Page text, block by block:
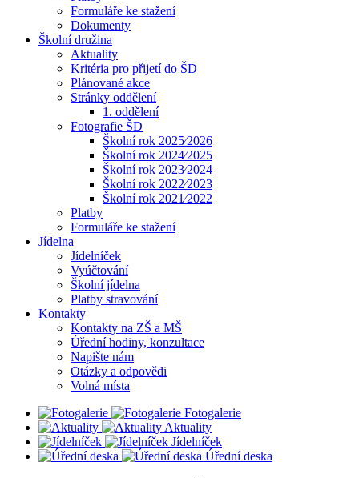
Formuláře ke stažení
Dokumenty
Školní družina
Aktuality
Kritéria pro přijetí do ŠD
Plánované akce
Stránky oddělení
1. oddělení
Fotografie ŠD
Školní rok 2025⁄2026
Školní rok 2024⁄2025
Školní rok 2023⁄2024
Školní rok 2022⁄2023
Školní rok 2021⁄2022
Platby
Formuláře ke stažení
Jídelna
Jídelníček
Vyúčtování
Školní jídelna
Platby stravování
Kontakty
Kontakty na ZŠ a MŠ
Úřední hodiny, konzultace
Napište nám
Otázky a odpovědi
Volná místa
Fotogalerie
Aktuality
Jídelníček
Úřední deska